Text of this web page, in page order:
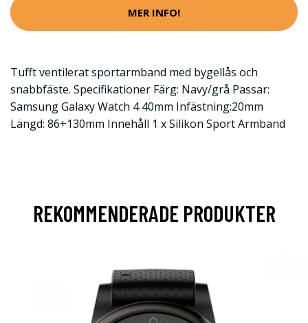
MER INFO!
Tufft ventilerat sportarmband med bygellås och
snabbfäste. Specifikationer Färg: Navy/grå Passar:
Samsung Galaxy Watch 4 40mm Infästning:20mm
Längd: 86+130mm Innehåll 1 x Silikon Sport Armband
REKOMMENDERADE PRODUKTER